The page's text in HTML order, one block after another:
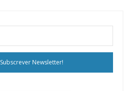
Subscrever Newsletter!